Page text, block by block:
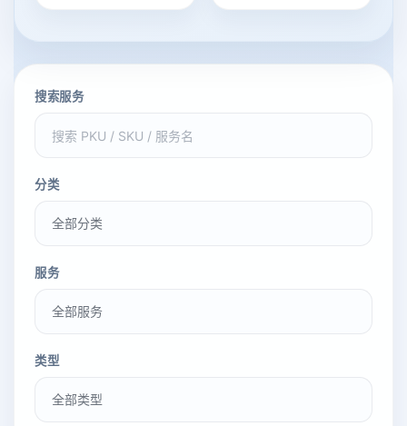
搜索服务
分类
服务
类型